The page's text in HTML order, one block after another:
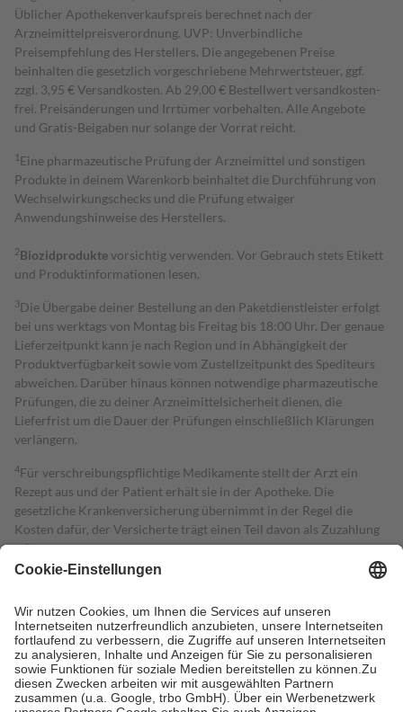
Üblicher Apothekenverkaufspreis berechnet nach der
Arzneimittelpreisverordnung. UVP: Unverbindliche
Preisempfehlung des Herstellers. Die angegebenen Preise
beinhalten die gesetzlich vorgeschriebene Mehrwertsteuer, ggf.
zzgl. 3,95 € Versandkosten. Ab 29,00 € Bestell­wert versand­kosten­
frei. Preisänderungen und Irrtümer vorbehalten. Alle Angebote
und Gratis-Beigaben nur solange der Vorrat reicht.
1 Eine pharmazeutische Prüfung der Arzneimittel und sonstigen
Produkte in deinem Warenkorb beinhaltet die Durchführung von
Wechselwirkungschecks und die Prüfung etwaiger
Anwendungshinweise des Herstellers.
2Biozidproduktevorsichtig verwenden. Vor Gebrauch stets Etikett
und Produktinformationen lesen.
3Die Übergabe deiner Bestellung an den Paketdienstleister erfolgt
bei uns werktags von Montag bis Freitag bis 18:00 Uhr. Der genaue
Lieferzeitpunkt kann je nach Region und in Abhängigkeit der
Produktverfügbarkeit sowie vom Zustellzeitpunkt des Spediteurs
abweichen. Darüber hinaus können notwendige pharmazeutische
Prüfungen, die zu deiner Arzneimittelsicherheit dienen, die
Lieferfrist um die Dauer der Prüfungen einschließlich Klärungen
verlängern.
4Für verschreibungspflichtige Medikamente stellt der Arzt ein
Rezept aus und der Patient erhält sie in der Apotheke. Die
gesetzliche Krankenversicherung übernimmt in der Regel die
Kosten dafür, der Versicherte trägt einen Teil davon als Zuzahlung
mit.
Grundsätzlich leisten Mitglieder Zuzahlungen in Höhe von zehn
höchstens zehn Euro.
Es sind jedoch nie mehr als die tatsächlichen
Kosten der Leistung zu entrichten.
Diese Regeln gelten grundsätzlich auch für Online-Apotheken.
Bei Heilmitteln und häuslicher Krankenpflege beträgt die
Zuzahlung zehn Prozent der Kosten sowie zehn Euro je
Verordnung.